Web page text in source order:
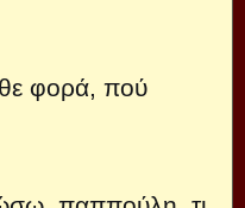
φορά, πού